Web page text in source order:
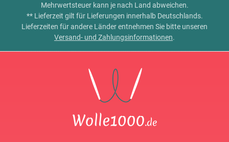
Mehrwertsteuer kann je nach Land abweichen.
** Lieferzeit gilt für Lieferungen innerhalb Deutschlands.
Lieferzeiten für andere Länder entnehmen Sie bitte unseren
Versand- und Zahlungsinformationen.